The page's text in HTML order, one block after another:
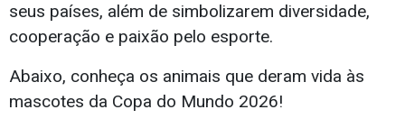
seus países, além de simbolizarem diversidade,
cooperação e paixão pelo esporte.
Abaixo, conheça os animais que deram vida às
mascotes da Copa do Mundo 2026!